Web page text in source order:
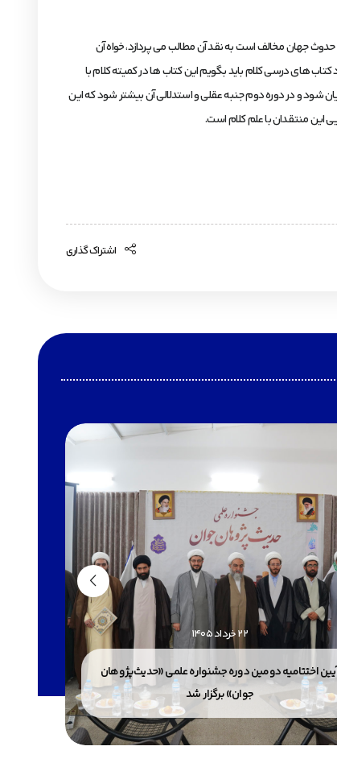
جهان مخالف است به نقد آن مطالب می پردازد، خواه آن
های درسی کلام باید بگویم این کتاب ها در کمیته کلام با
شود و در دوره دوم جنبه عقلی و استدلالی آن بیشتر شود که این
این منتقدان با علم کلام است.
اشتراک گذاری
22 خرداد 1405
اختتامیه دومین دوره جشنواره علمی «حدیث‌پژوهان
جوان» برگزار شد